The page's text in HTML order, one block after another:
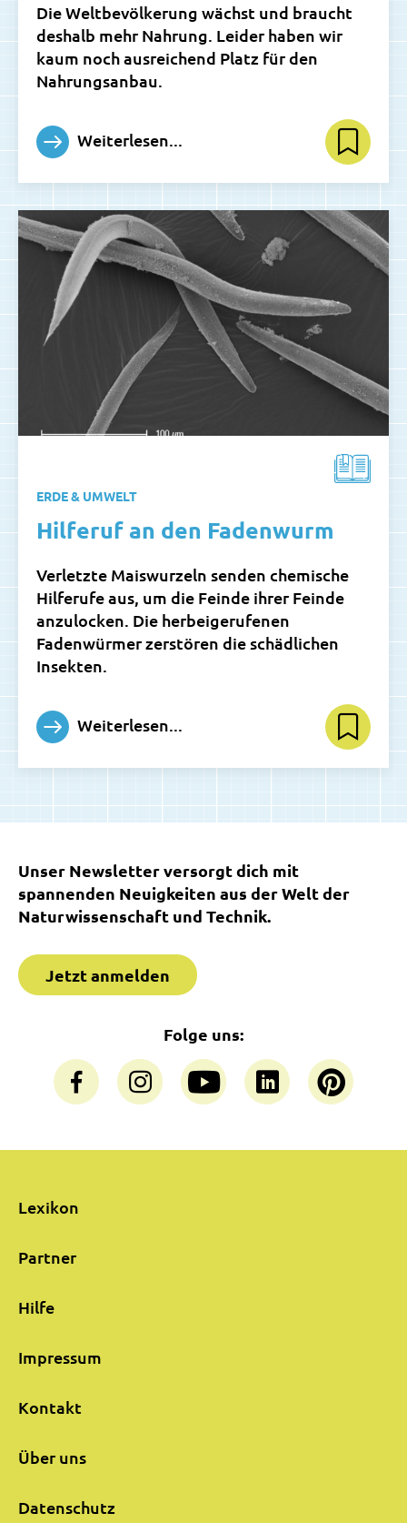
Die Weltbevölkerung wächst und braucht
deshalb mehr Nahrung. Leider haben wir
kaum noch ausreichend Platz für den
Nahrungsanbau.
Weiterlesen...
ERDE & UMWELT
Hilferuf an den Fadenwurm
Verletzte Maiswurzeln senden chemische
Hilferufe aus, um die Feinde ihrer Feinde
anzulocken. Die herbeigerufenen
Fadenwürmer zerstören die schädlichen
Insekten.
Weiterlesen...
Unser Newsletter versorgt dich mit
spannenden Neuigkeiten aus der Welt der
Naturwissenschaft und Technik.
Jetzt anmelden
Folge uns:
Lexikon
Partner
Hilfe
Impressum
Kontakt
Über uns
Datenschutz